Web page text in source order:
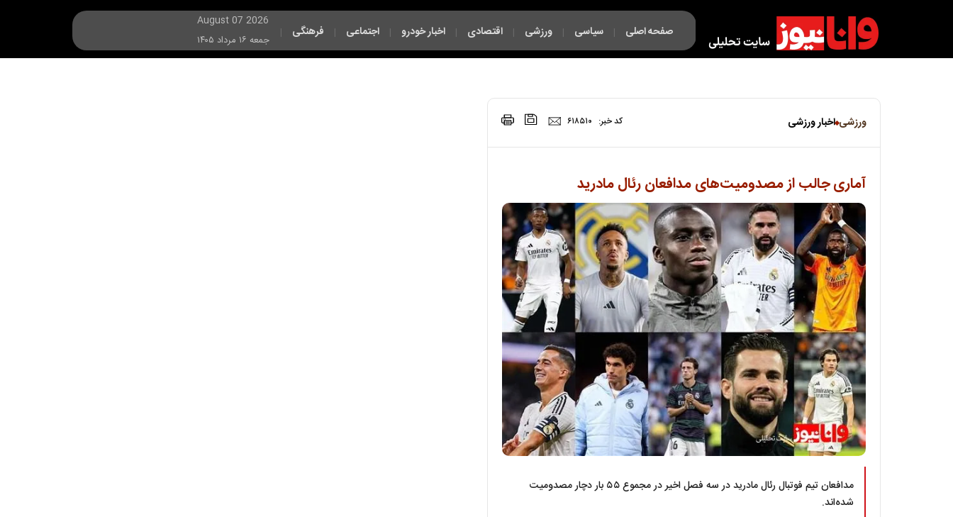
صفحه اصلی | سیاسی | ورزشی | اقتصادی | اخبار خودرو | اجتماعی | فرهنگی |
فکت لایف |
August 07 2026
جمعه ۱۶ مرداد ۱۴۰۵
ورزشی اخبار ورزشی کد خبر: ۶۱۸۵۱۰
آماری جالب از مصدومیت‌‌های مدافعان رئال مادرید
مدافعان تیم فوتبال رئال مادرید در سه فصل اخیر در مجموع ۵۵ بار دچار مصدومیت
شده‌اند.